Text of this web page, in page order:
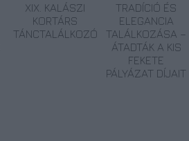
XIX. KALÁSZI
KORTÁRS
TÁNCTALÁLKOZÓ
TRADÍCIÓ ÉS
ELEGANCIA
TALÁLKOZÁSA –
ÁTADTÁK A KIS
FEKETE
PÁLYÁZAT DÍJAIT